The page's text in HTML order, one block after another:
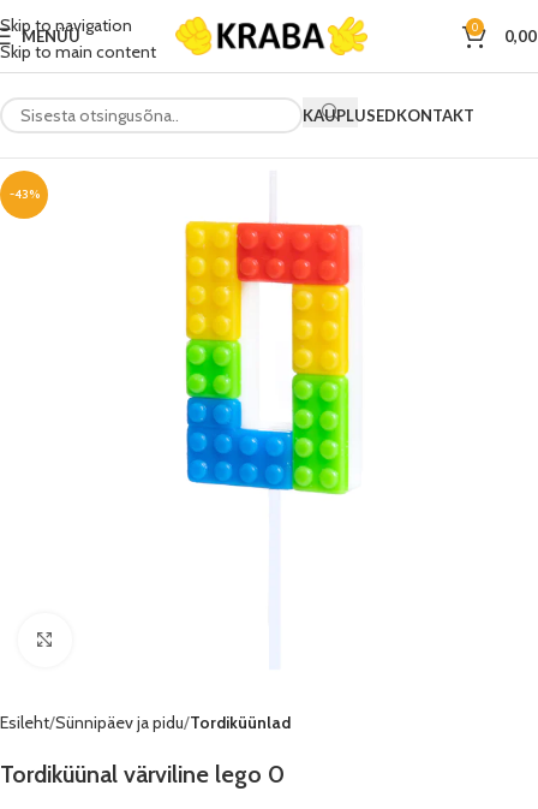
Skip to navigation
Skip to main content
MENÜÜ 0
KAUPLUSEDKONTAKT
-43%
Esileht Sünnipäev ja pidu Tordiküünlad
Tordiküünal värviline lego 0